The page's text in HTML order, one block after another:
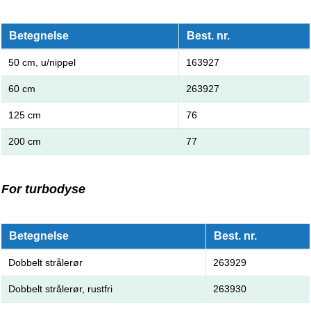
Betegnelse Best. nr.
50 cm, u/nippel 163927
60 cm 263927
125 cm 76
200 cm 77
For turbodyse
Betegnelse Best. nr.
Dobbelt strålerør 263929
Dobbelt strålerør, rustfri 263930